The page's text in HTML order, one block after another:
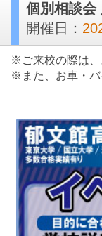
個別相談会
開催日：
※ご来校の際は、
※また、お車・バ